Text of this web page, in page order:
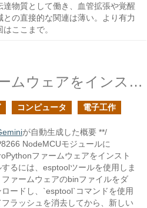
物質として働き、血管拡張や覚醒
の直接的な関連は薄い。より有力
ここまで。
NodeMCUにファームウェアをインストールする
コンピュータ 電子工作
が自動生成した概要 **/
NodeMCUモジュールに
ファームウェアをインスト
するには、esptoolツールを使用しま
ファームウェアのbinファイルをダ
ロードし、`esptool`コマンドを使用
フラッシュを消去してから、新しい